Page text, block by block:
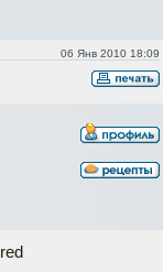
06 Янв 2010 18:09